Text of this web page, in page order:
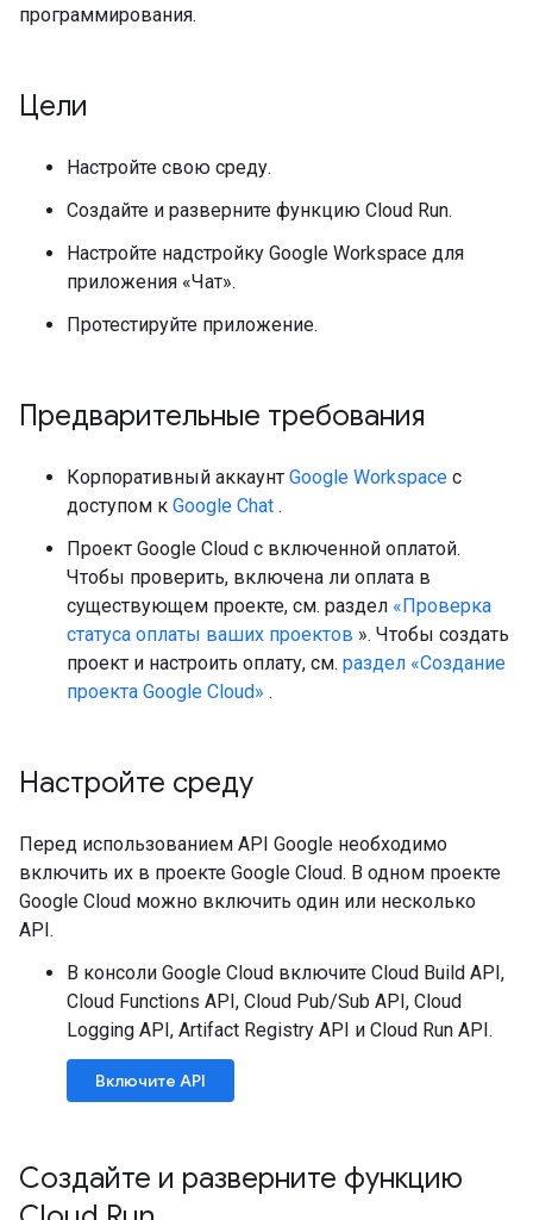
программирования.
Цели
Настройте свою среду.
Создайте и разверните функцию Cloud Run.
Настройте надстройку Google Workspace для
приложения «Чат».
Протестируйте приложение.
Предварительные требования
Корпоративный аккаунт Google Workspace с
доступом к Google Chat .
Проект Google Cloud с включенной оплатой.
Чтобы проверить, включена ли оплата в
существующем проекте, см. раздел «Проверка
статуса оплаты ваших проектов ». Чтобы создать
проект и настроить оплату, см. раздел «Создание
проекта Google Cloud» .
Настройте среду
Перед использованием API Google необходимо
включить их в проекте Google Cloud. В одном проекте
Google Cloud можно включить один или несколько
API.
В консоли Google Cloud включите Cloud Build API,
Cloud Functions API, Cloud Pub/Sub API, Cloud
Logging API, Artifact Registry API и Cloud Run API.
Включите API
Создайте и разверните функцию